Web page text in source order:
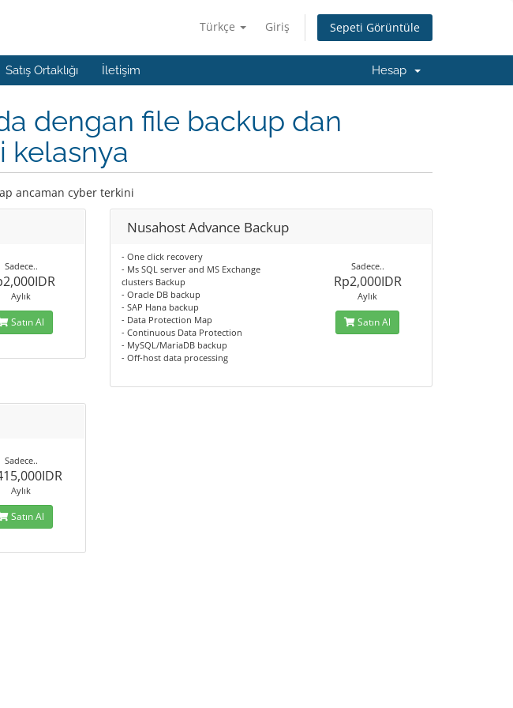
Türkçe Giriş Sepeti Görüntüle
Satış Ortaklığı İletişim Hesap
dengan file backup dan
kelasnya
ancaman cyber terkini
Sadece..
Aylık
Satın Al
Nusahost Advance Backup
- One click recovery
- Ms SQL server and MS Exchange
clusters Backup
- Oracle DB backup
- SAP Hana backup
- Data Protection Map
- Continuous Data Protection
- MySQL/MariaDB backup
- Off-host data processing
Sadece..
Rp2,000IDR
Aylık
Satın Al
Sadece..
Aylık
Satın Al